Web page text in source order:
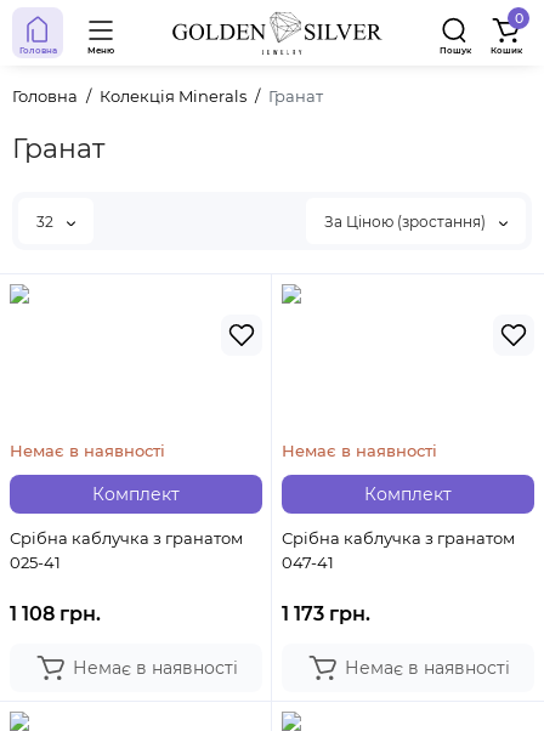
Головна Меню Пошук
0
Кошик
Головна Колекція Minerals Гранат
Гранат
32 За Ціною (зростання)
Комплект
Немає в наявності
Срібна каблучка з гранатом
025-41
1 108 грн.
Немає в наявності
Комплект
Немає в наявності
Срібна каблучка з гранатом
047-41
1 173 грн.
Немає в наявності